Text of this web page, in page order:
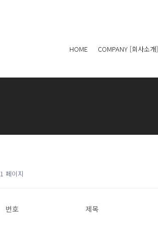
HOME COMPANY [회사소개]
1 페이지
번호 제목